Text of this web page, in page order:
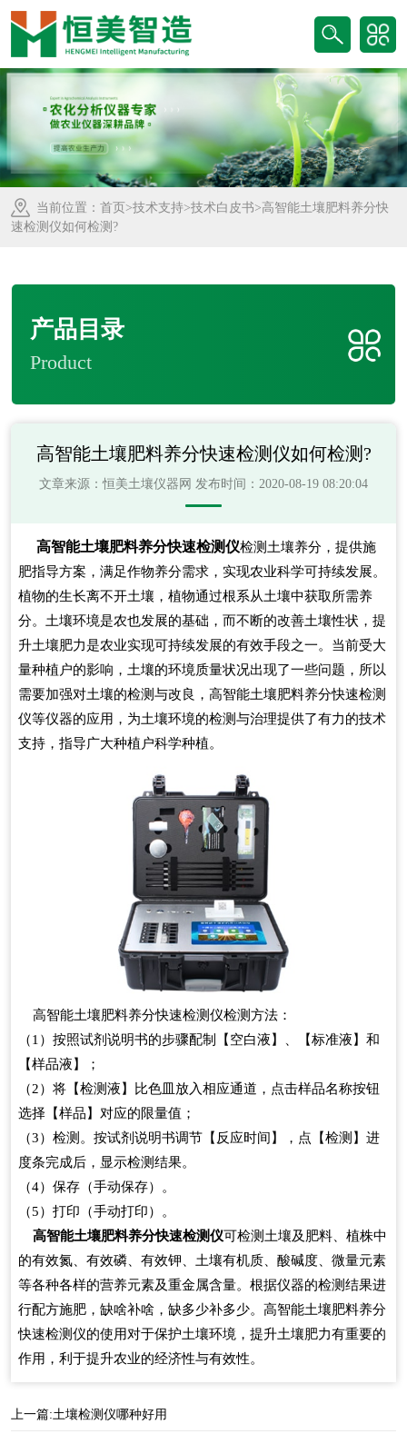
当前位置： 首页 >技术支持>技术白皮书>高智能土壤肥料养分快
速检测仪如何检测?
产品目录
Product
高智能土壤肥料养分快速检测仪如何检测?
文章来源：恒美土壤仪器网 发布时间：2020-08-19 08:20:04
高智能土壤肥料养分快速检测仪检测土壤养分，提供施
肥指导方案，满足作物养分需求，实现农业科学可持续发展。
植物的生长离不开土壤，植物通过根系从土壤中获取所需养
分。土壤环境是农也发展的基础，而不断的改善土壤性状，提
升土壤肥力是农业实现可持续发展的有效手段之一。当前受大
量种植户的影响，土壤的环境质量状况出现了一些问题，所以
需要加强对土壤的检测与改良，高智能土壤肥料养分快速检测
仪等仪器的应用，为土壤环境的检测与治理提供了有力的技术
支持，指导广大种植户科学种植。
高智能土壤肥料养分快速检测仪检测方法：
（1）按照试剂说明书的步骤配制【空白液】、【标准液】和
【样品液】；
（2）将【检测液】比色皿放入相应通道，点击样品名称按钮
选择【样品】对应的限量值；
（3）检测。按试剂说明书调节【反应时间】，点【检测】进
度条完成后，显示检测结果。
（4）保存（手动保存）。
（5）打印（手动打印）。
高智能土壤肥料养分快速检测仪可检测土壤及肥料、植株中
的有效氮、有效磷、有效钾、土壤有机质、酸碱度、微量元素
等各种各样的营养元素及重金属含量。根据仪器的检测结果进
行配方施肥，缺啥补啥，缺多少补多少。高智能土壤肥料养分
快速检测仪的使用对于保护土壤环境，提升土壤肥力有重要的
作用，利于提升农业的经济性与有效性。
上一篇:土壤检测仪哪种好用